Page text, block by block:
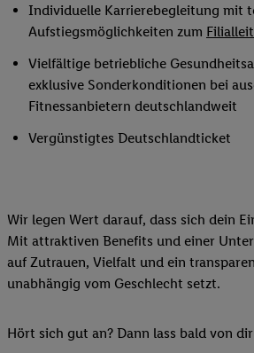
Individuelle Karrierebegleitung mit
Aufstiegsmöglichkeiten zum
Vielfältige betriebliche
exklusive Sonderkonditionen bei
Fitnessanbietern deutschlandweit
Vergünstigtes Deutschlandticket
Wir legen Wert darauf, dass sich dein
Mit attraktiven Benefits und einer
auf Zutrauen, Vielfalt und ein
unabhängig vom Geschlecht setzt.
Hört sich gut an? Dann lass bald von